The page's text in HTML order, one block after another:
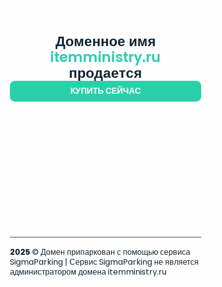
Доменное имя
itemministry.ru
продается
КУПИТЬ СЕЙЧАС
2025 © Домен припаркован с помощью сервиса
SigmaParking | Сервис SigmaParking не является
администратором домена itemministry.ru